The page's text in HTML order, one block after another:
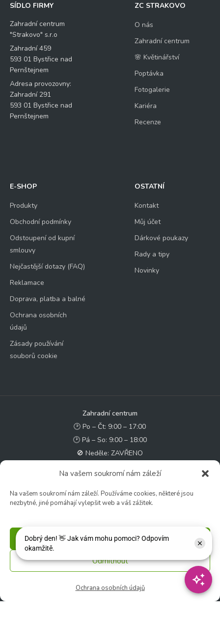
Na vašem soukromí nám záleží
Na vašem soukromí nám záleží. Používáme cookies, některé jsou
nezbytné, jiné pomáhají vylepšit web a váš zážitek.
Příjmout
Odmítnout
Ochrana osobních údajů
SÍDLO FIRMY
Zahradní centrum
"Strakovo" s.r.o
Zahradní 459
593 01 Bystřice nad
Pernštejnem
Adresa provozovny:
Zahradní 291
593 01 Bystřice nad
Pernštejnem
ZC STRAKOVO
O nás
Zahradní centrum
🌸 Květinářství
Poptávka
Fotogalerie
Kariéra
Recenze
E-SHOP
Produkty
Obchodní podmínky
Odstoupení od kupní
smlouvy
Nejčastější dotazy (FAQ)
Reklamace
Doprava, platba a balné
Ochrana osobních
údajů
Zásady používání
souborů cookie
OSTATNÍ
Kontakt
Můj účet
Dárkové poukazy
Rady a tipy
Novinky
Zahradní centrum
🕑 Po – Čt: 9:00 – 17:00
🕑 Pá – So: 9:00 – 18:00
🚫 Neděle: ZAVŘENO
Květinářství
🕑 Ut – Pá: 9:00 - 12:00 │ 13:00 - 17:00
🕑 So: 9:00 – 15:00
Rychlý kontakt:
✉️ e-shop@zcstrakovo.cz
Sledujte nás: